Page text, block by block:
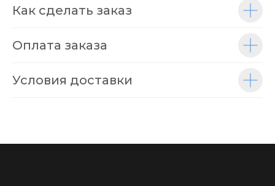
Как сделать заказ
Оплата заказа
Условия доставки